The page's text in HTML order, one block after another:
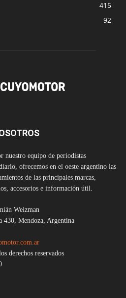
415
92
nuestro equipo de periodistas
ofrecemos en el oeste argentino las
de las principales marcas,
accesorios e información útil.
Weizman
430, Mendoza, Argentina
derechos reservados